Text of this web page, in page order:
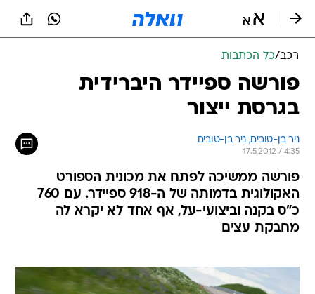
רכב/כל הכתבות
פורשה ספיידר היברידית
בגרסת ייצור
ניר בן-טובים, ניר בן-טובים
17.5.2012 / 4:35
פורשה ממשיכה לפתח את מכונית הספורט
האקולוגית בדמותה של ה-918 ספיידר. עם 760
כ"ס בקנה וביצועי-על, אף אחד לא יקרא לה
מחבקת עצים